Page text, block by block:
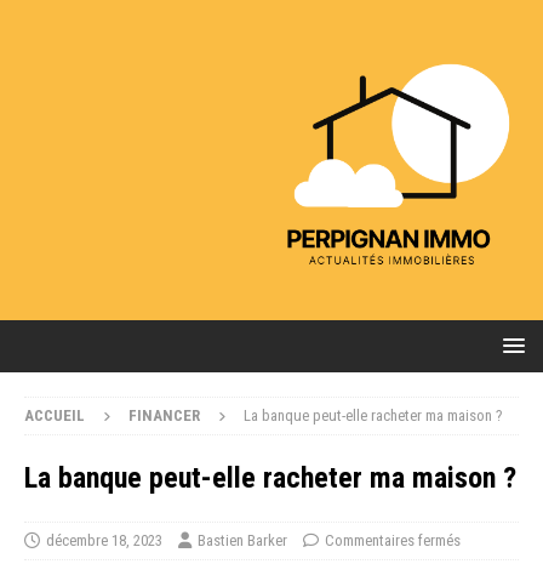
ACCUEIL FINANCER La banque peut-elle racheter ma maison ?
La banque peut-elle racheter ma maison ?
décembre 18, 2023 Bastien Barker Commentaires fermés